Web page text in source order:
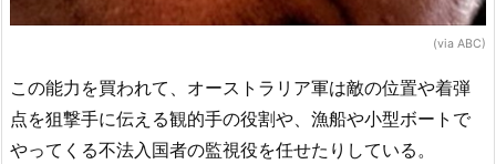
(via ABC)
この能力を買われて、オーストラリア軍は敵の位置や着弾
点を狙撃手に伝える観的手の役割や、漁船や小型ボートで
やってくる不法入国者の監視役を任せたりしている。